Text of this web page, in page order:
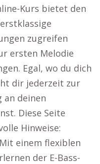
Kurs bietet den
zugreifen
ersten Melodie
Egal, wo du dich
dir jederzeit zur
deinen
Diese Seite
Hinweise:
einem flexiblen
der E-Bass-